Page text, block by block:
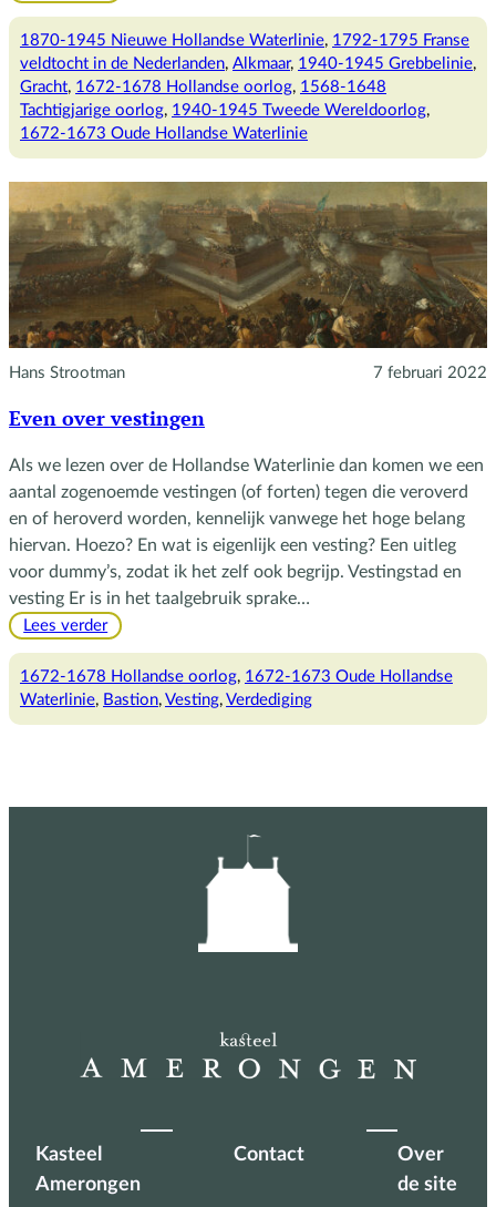
door
middel
van
water
1870-1945 Nieuwe Hollandse Waterlinie, 1792-1795 Franse
veldtocht in de Nederlanden, Alkmaar, 1940-1945 Grebbelinie
Gracht, 1672-1678 Hollandse oorlog, 1568-1648
Tachtigjarige oorlog, 1940-1945 Tweede Wereldoorlog
1672-1673 Oude Hollandse Waterlinie
Hans Strootman 7 februari 2022
Even over vestingen
Als we lezen over de Hollandse Waterlinie dan komen we een
aantal zogenoemde vestingen (of forten) tegen die veroverd
en of heroverd worden, kennelijk vanwege het hoge belang
hiervan. Hoezo? En wat is eigenlijk een vesting? Een uitleg
voor dummy’s, zodat ik het zelf ook begrijp. Vestingstad en
vesting Er is in het taalgebruik sprake…
Lees verder:
over
vestingen
1672-1678 Hollandse oorlog, 1672-1673 Oude Hollandse
Waterlinie, Bastion, Vesting, Verdediging
Kasteel
Amerongen
Contact
Over
de site